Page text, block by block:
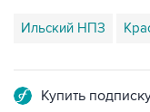
Ильский НПЗ
Купить